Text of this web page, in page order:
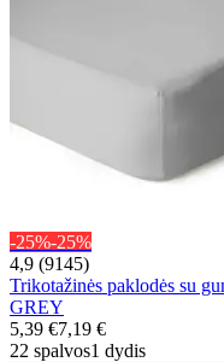
-25%-25%
4,9 (9145)
Trikotažinės paklodės su
GREY
5,39 €7,19 €
22 spalvos1 dydis